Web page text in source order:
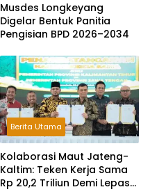
Musdes Longkeyang
Digelar Bentuk Panitia
Pengisian BPD 2026–2034
Berita Utama
Kolaborasi Maut Jateng-
Kaltim: Teken Kerja Sama
Rp 20,2 Triliun Demi Lepas